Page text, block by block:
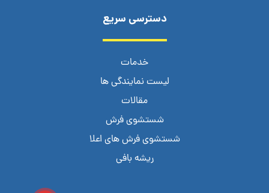
دسترسی سریع
خدمات
لیست نمایندگی ها
مقالات
شستشوی فرش
شستشوی فرش های اعلا
ریشه بافی